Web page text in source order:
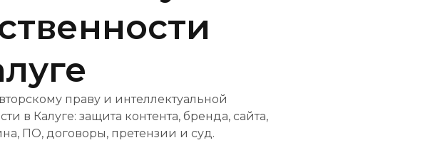
праву и интеллектуальной
в Калуге: защита контента, бренда, сайта,
ПО, договоры, претензии и суд.